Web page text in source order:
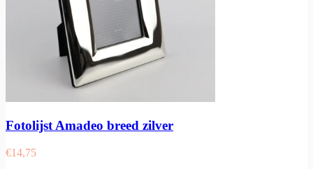
Fotolijst Amadeo breed zilver
€14,75